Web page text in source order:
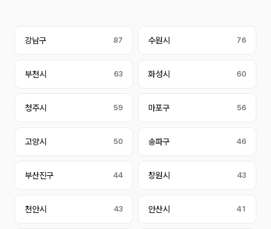
강남구 87 수원시 76
부천시 63 화성시 60
청주시 59 마포구 56
고양시 50 송파구 46
부산진구 44 창원시 43
천안시 43 안산시 41